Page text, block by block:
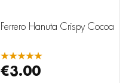
Ferrero Hanuta Crispy Cocoa
★★★★★
€3.00